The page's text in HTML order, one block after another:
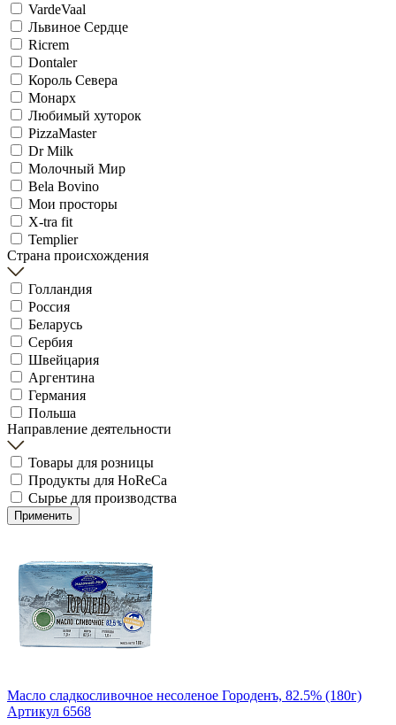
VardeVaal
Львиное Сердце
Ricrem
Dontaler
Король Севера
Монарх
Любимый хуторок
PizzaMaster
Dr Milk
Молочный Мир
Bela Bovino
Мои просторы
X-tra fit
Templier
Страна происхождения
Голландия
Россия
Беларусь
Сербия
Швейцария
Аргентина
Германия
Польша
Направление деятельности
Товары для розницы
Продукты для HoReCa
Сырье для производства
Применить
Масло сладкосливочное несоленое Городенъ, 82.5% (180г)
Артикул 6568